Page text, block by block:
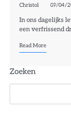
Christol 09/04/
In ons dagelijks
een verfrissend
Read More
Zoeken